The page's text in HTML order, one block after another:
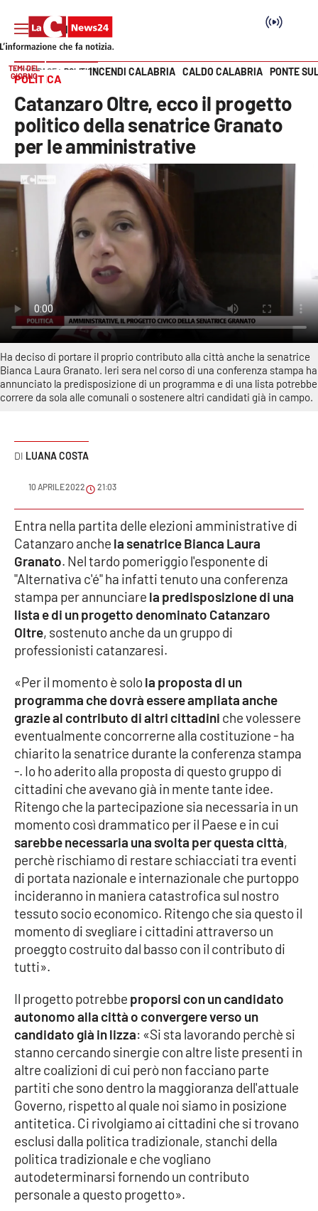
SEZIONI
Cronaca
Politica
Attualità
Economia e lavoro
Italia Mondo
Sanità
Sport
Cultura
Podcast
Editoriali
VIDEO
Ambiente
Cronaca
Economia e Lavoro
Politica
Sanità
Società
Sport
RUBRICHE
Good Morning Vietnam
Parchi Marini Calabria
Leggendo Alvaro insieme
Imprese Di Calabria
Le perfidie di Antonella Grippo
Venti di comunicazione
STREAMING
LaC TV
Vai
TEMI DEL
GIORNO
INCENDI CALABRIA CALDO CALABRIA PONTE
HOME PAGE POLITICA
POLITICA
Catanzaro Oltre, ecco il progetto
politico della senatrice Granato
per le amministrative
Ha deciso di portare il proprio contributo alla città anche la senatrice
Bianca Laura Granato. Ieri sera nel corso di una conferenza stampa ha
annunciato la predisposizione di un programma e di una lista potrebbe
correre da sola alle comunali o sostenere altri candidati già in campo.
LUANA COSTA
10 APRILE 2022 21:03
Entra nella partita delle elezioni amministrative di
Catanzaro anche la senatrice Bianca Laura
Granato. Nel tardo pomeriggio l'esponente di
"Alternativa c'é" ha infatti tenuto una conferenza
stampa per annunciare la predisposizione di una
lista e di un progetto denominato Catanzaro
Oltre, sostenuto anche da un gruppo di
professionisti catanzaresi.
«Per il momento è solola proposta di un
programma che dovrà essere ampliata anche
grazie al contributo di altri cittadini che volessere
eventualmente concorrerne alla costituzione - ha
chiarito la senatrice durante la conferenza stampa
-. Io ho aderito alla proposta di questo gruppo di
cittadini che avevano già in mente tante idee.
Ritengo che la partecipazione sia necessaria in un
momento così drammatico per il Paese e in cui
sarebbe necessaria una svolta per questa città,
perchè rischiamo di restare schiacciati tra eventi
di portata nazionale e internazionale che purtoppo
incideranno in maniera catastrofica sul nostro
tessuto socio economico. Ritengo che sia questo il
momento di svegliare i cittadini attraverso un
proeggto costruito dal basso con il contributo di
tutti».
Il progetto potrebbe proporsi con un candidato
autonomo alla città o convergere verso un
candidato già in lizza: «Si sta lavorando perchè si
stanno cercando sinergie con altre liste presenti in
altre coalizioni di cui però non facciano parte
partiti che sono dentro la maggioranza dell'attuale
Governo, rispetto al quale noi siamo in posizione
antitetica. Ci rivolgiamo ai cittadini che si trovano
esclusi dalla politica tradizionale, stanchi della
politica tradizionale e che vogliano
autodeterminarsi fornendo un contributo
personale a questo progetto».